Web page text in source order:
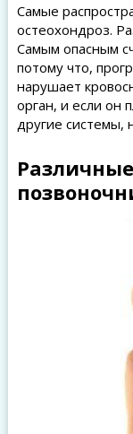
Самые
остеохондроз.
Самым опасным
потому что,
нарушает
орган, и если он
другие системы,